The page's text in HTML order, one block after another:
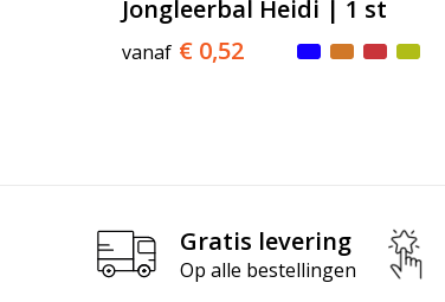
Jongleerbal Heidi | 1 st
vanaf € 0,52
Gratis levering
Op alle bestellingen